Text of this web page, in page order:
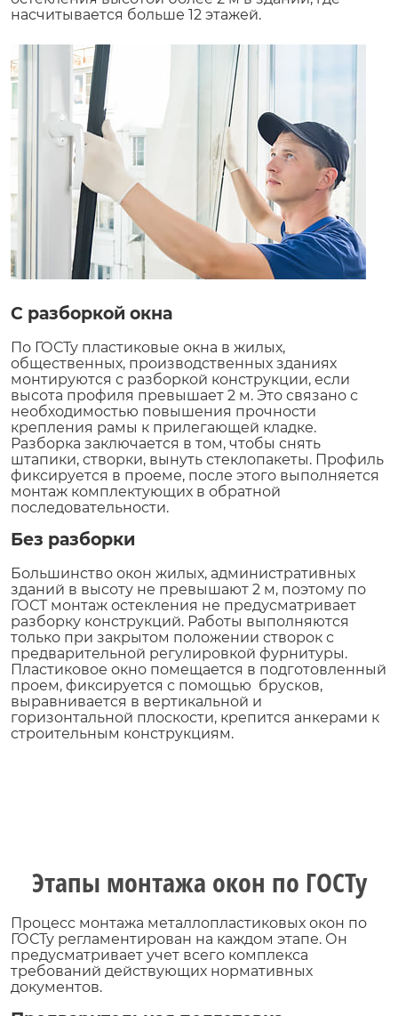
насчитывается больше 12 этажей.
С разборкой окна
По ГОСТу пластиковые окна в жилых,
общественных, производственных зданиях
монтируются с разборкой конструкции, если
высота профиля превышает 2 м. Это связано с
необходимостью повышения прочности
крепления рамы к прилегающей кладке.
Разборка заключается в том, чтобы снять
штапики, створки, вынуть стеклопакеты. Профиль
фиксируется в проеме, после этого выполняется
монтаж комплектующих в обратной
последовательности.
Без разборки
Большинство окон жилых, административных
зданий в высоту не превышают 2 м, поэтому по
ГОСТ монтаж остекления не предусматривает
разборку конструкций. Работы выполняются
только при закрытом положении створок с
предварительной регулировкой фурнитуры.
Пластиковое окно помещается в подготовленный
проем, фиксируется с помощью брусков,
выравнивается в вертикальной и
горизонтальной плоскости, крепится анкерами к
строительным конструкциям.
Этапы монтажа окон по ГОСТу
Процесс монтажа металлопластиковых окон по
ГОСТу регламентирован на каждом этапе. Он
предусматривает учет всего комплекса
требований действующих нормативных
документов.